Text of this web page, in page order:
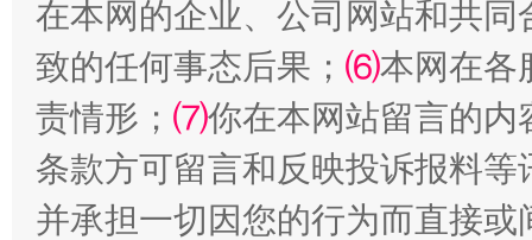
扯下公款旅游的“隐身衣” 如何以
在本网的企业、公司网站和共
致的任何事态后果； ⑹本网在各
责情形； ⑺你在本网站留言的内
条款方可留言和反映投诉报料
并承担一切因您的行为而直接